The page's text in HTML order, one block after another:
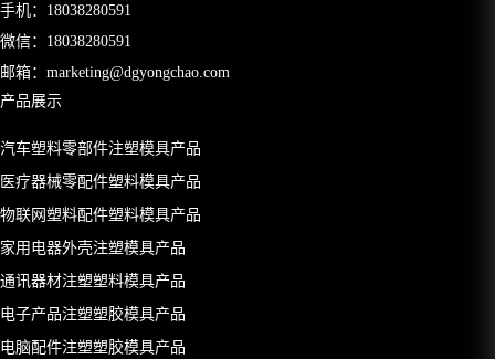
手机： 18038280591
微信：18038280591
邮箱： marketing@dgyongchao.com
产品展示
汽车塑料零部件注塑模具产品
医疗器械零配件塑料模具产品
物联网塑料配件塑料模具产品
家用电器外壳注塑模具产品
通讯器材注塑塑料模具产品
电子产品注塑塑胶模具产品
电脑配件注塑塑胶模具产品